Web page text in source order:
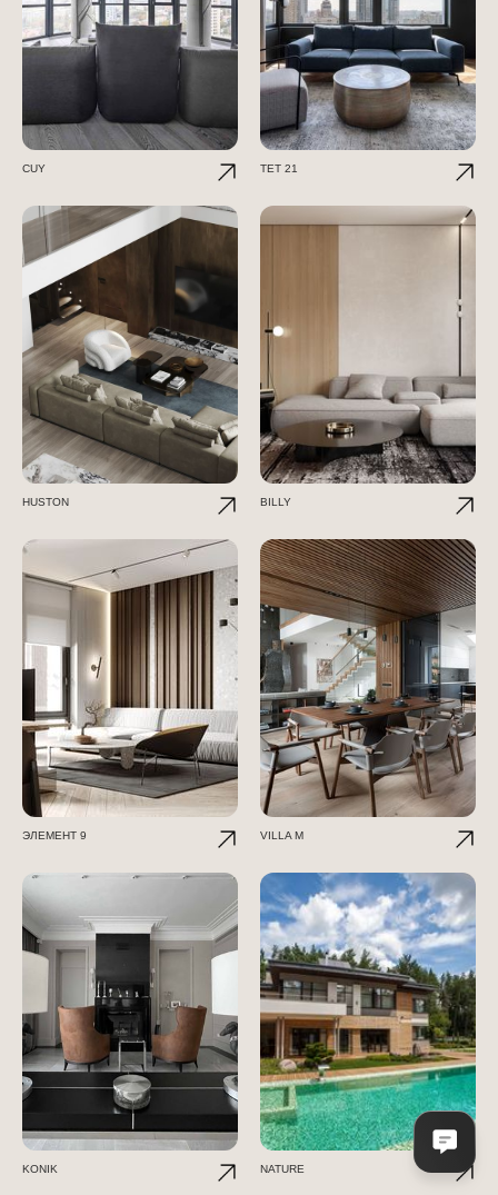
CUY TET 21
HUSTON BILLY
ЭЛЕМЕНТ 9 VILLA M
KONIK NATURE